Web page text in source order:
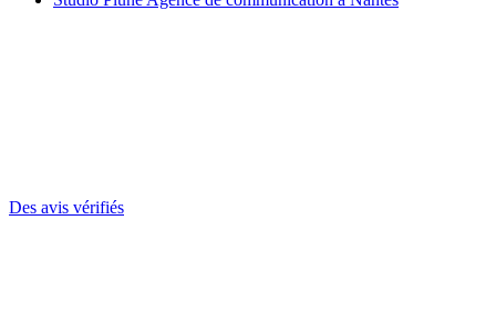
Des avis vérifiés